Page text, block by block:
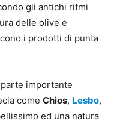
gli antichi ritmi
delle olive e
i prodotti di punta
importante
come Chios, Lesbo,
ed una natura